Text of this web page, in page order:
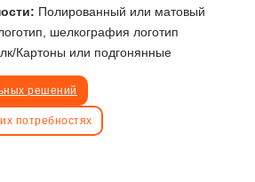
Полированный или матовый
шелкография логотип
Картоны или подгонянные
решений
потребностях